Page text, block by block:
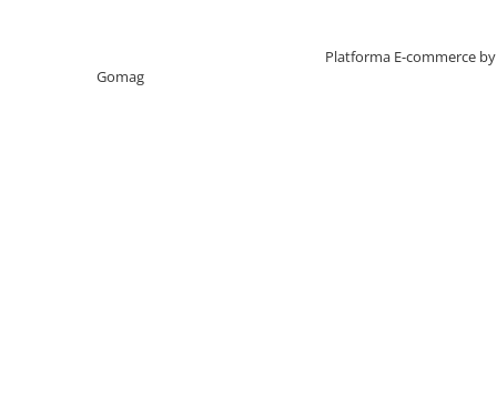
Platforma E-commerce by
Gomag